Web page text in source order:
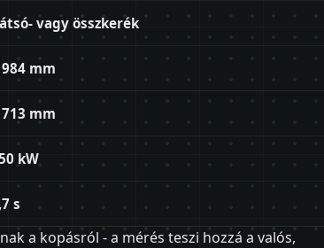
vagy összkerék
mm
mm
kW
s
a kopásról - a mérés teszi hozzá a valós,